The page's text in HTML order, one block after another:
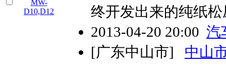
终开发出来的纯纸
2013-04-20 20:00 汽
[广东中山市]
中山